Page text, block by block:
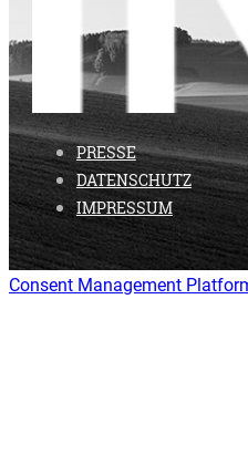
PRESSE
DATENSCHUTZ
IMPRESSUM
Consent Management